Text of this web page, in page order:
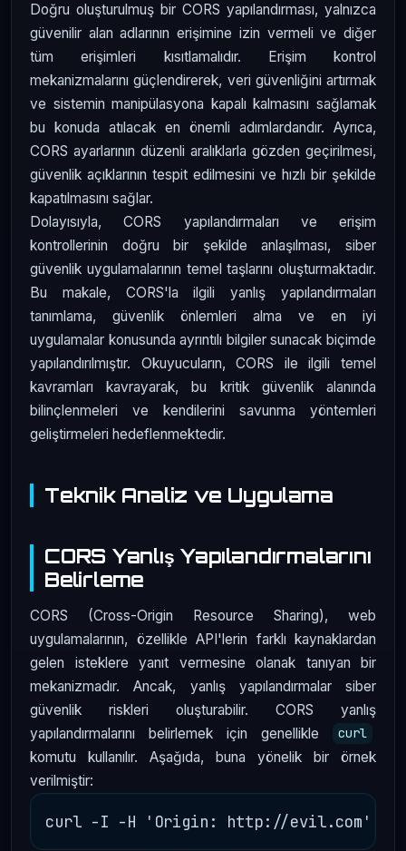
Doğru oluşturulmuş bir CORS yapılandırması, yalnızca
güvenilir alan adlarının erişimine izin vermeli ve diğer
tüm erişimleri kısıtlamalıdır. Erişim kontrol
mekanizmalarını güçlendirerek, veri güvenliğini artırmak
ve sistemin manipülasyona kapalı kalmasını sağlamak
bu konuda atılacak en önemli adımlardandır. Ayrıca,
CORS ayarlarının düzenli aralıklarla gözden geçirilmesi,
güvenlik açıklarının tespit edilmesini ve hızlı bir şekilde
kapatılmasını sağlar.
Dolayısıyla, CORS yapılandırmaları ve erişim
kontrollerinin doğru bir şekilde anlaşılması, siber
güvenlik uygulamalarının temel taşlarını oluşturmaktadır.
Bu makale, CORS'la ilgili yanlış yapılandırmaları
tanımlama, güvenlik önlemleri alma ve en iyi
uygulamalar konusunda ayrıntılı bilgiler sunacak biçimde
yapılandırılmıştır. Okuyucuların, CORS ile ilgili temel
kavramları kavrayarak, bu kritik güvenlik alanında
bilinçlenmeleri ve kendilerini savunma yöntemleri
geliştirmeleri hedeflenmektedir.
Teknik Analiz ve Uygulama
CORS Yanlış Yapılandırmalarını
Belirleme
CORS (Cross-Origin Resource Sharing), web
uygulamalarının, özellikle API'lerin farklı kaynaklardan
gelen isteklere yanıt vermesine olanak tanıyan bir
mekanizmadır. Ancak, yanlış yapılandırmalar siber
güvenlik riskleri oluşturabilir. CORS yanlış
yapılandırmalarını belirlemek için genellikle
curl
komutu kullanılır. Aşağıda, buna yönelik bir örnek
verilmiştir: